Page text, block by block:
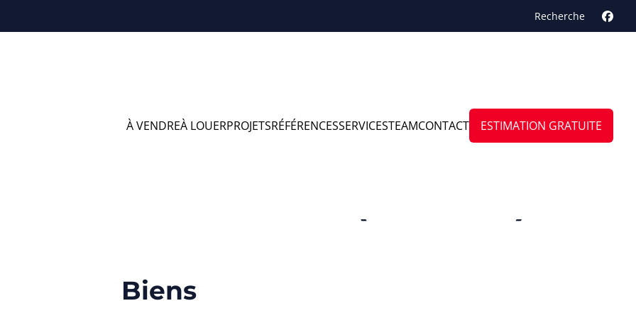
Recherche
À VENDREÀ LOUERPROJETSRÉFÉRENCESSERVICESTEAMCONTACT ESTIMATION GRATUITE
en Gembloux (bossiere)
Biens